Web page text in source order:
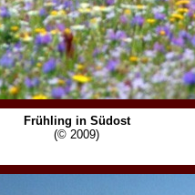
Frühling in Südost
(© 2009)